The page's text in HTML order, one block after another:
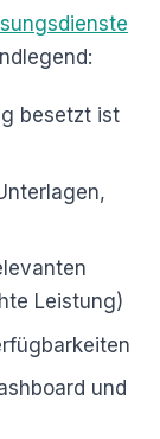
besetzt ist
Leistung)
und